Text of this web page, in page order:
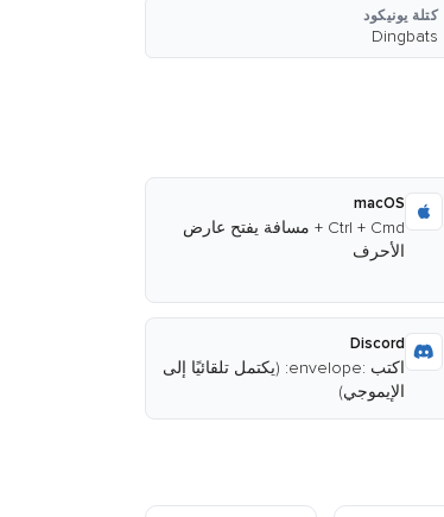
كتلة يونيكود
Dingbats
macOS
Ctrl + Cmd + مسافة يفتح عارض
الأحرف
Discord
اكتب :envelope: (يكتمل تلقائيًا إلى
الإيموجي)